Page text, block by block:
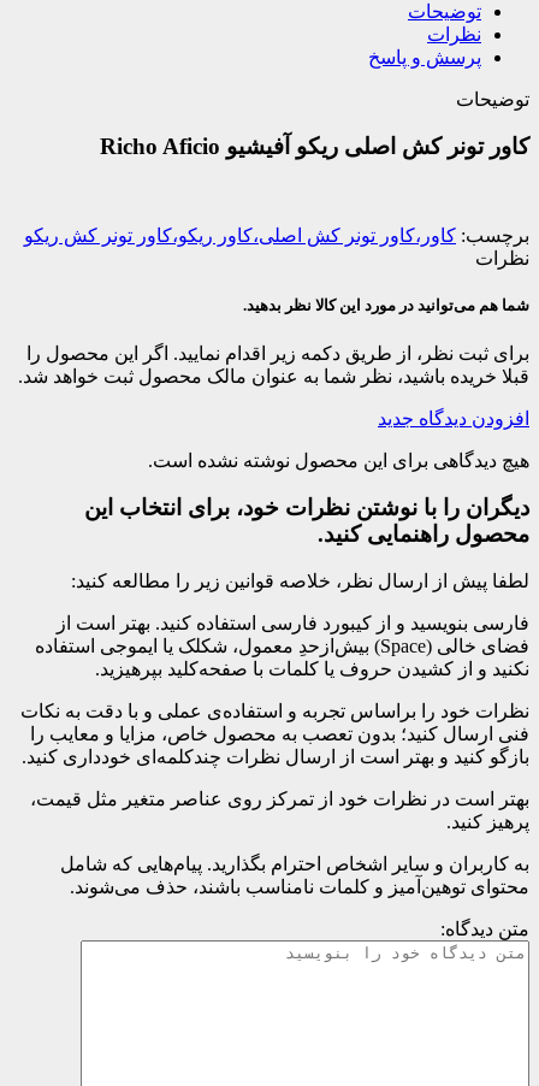
توضیحات
نظرات
پرسش و پاسخ
توضیحات
کاور تونر کش اصلی ریکو آفیشیو Richo Aficio
برچسب: کاور،کاور تونر کش اصلی،کاور ریکو،کاور تونر کش ریکو
نظرات
شما هم می‌توانید در مورد این کالا نظر بدهید.
برای ثبت نظر، از طریق دکمه زیر اقدام نمایید. اگر این محصول را
قبلا خریده باشید، نظر شما به عنوان مالک محصول ثبت خواهد شد.
افزودن دیدگاه جدید
هیچ دیدگاهی برای این محصول نوشته نشده است.
دیگران را با نوشتن نظرات خود، برای انتخاب این
محصول راهنمایی کنید.
لطفا پیش از ارسال نظر، خلاصه قوانین زیر را مطالعه کنید:
فارسی بنویسید و از کیبورد فارسی استفاده کنید. بهتر است از
فضای خالی (Space) بیش‌از‌حدِ معمول، شکلک یا ایموجی استفاده
نکنید و از کشیدن حروف یا کلمات با صفحه‌کلید بپرهیزید.
نظرات خود را براساس تجربه و استفاده‌ی عملی و با دقت به نکات
فنی ارسال کنید؛ بدون تعصب به محصول خاص، مزایا و معایب را
بازگو کنید و بهتر است از ارسال نظرات چندکلمه‌‌ای خودداری کنید.
بهتر است در نظرات خود از تمرکز روی عناصر متغیر مثل قیمت،
پرهیز کنید.
به کاربران و سایر اشخاص احترام بگذارید. پیام‌هایی که شامل
محتوای توهین‌آمیز و کلمات نامناسب باشند، حذف می‌شوند.
متن دیدگاه: